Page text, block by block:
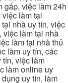
gấp, việc làm 24h
làm tại
nhà uy tín, việc
việc làm tại nhà
làm tại nhà thủ
làm uy tín, các
tín, việc làm
làm online uy
uy tín, làm